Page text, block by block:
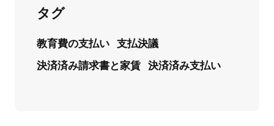
タグ
教育費の支払い 支払決議
決済済み請求書と家賃 決済済み支払い